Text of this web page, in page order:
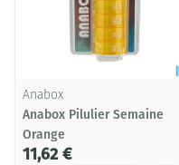
Anabox
Anabox Pilulier Semaine
Orange
11,62 €